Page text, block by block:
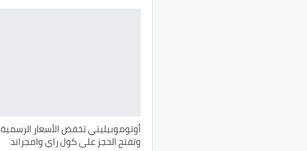
أوتوموبيليتي تخفض الأسعار الرسمية
وتفتح الحجز على كول راي وامجراند